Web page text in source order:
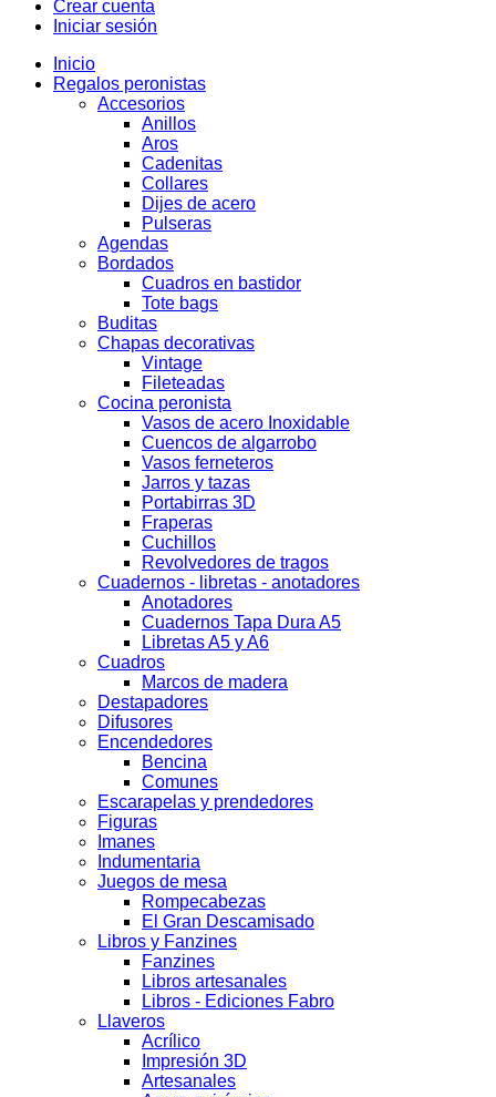
Crear cuenta
Iniciar sesión
Inicio
Regalos peronistas
Accesorios
Anillos
Aros
Cadenitas
Collares
Dijes de acero
Pulseras
Agendas
Bordados
Cuadros en bastidor
Tote bags
Buditas
Chapas decorativas
Vintage
Fileteadas
Cocina peronista
Vasos de acero Inoxidable
Cuencos de algarrobo
Vasos ferneteros
Jarros y tazas
Portabirras 3D
Fraperas
Cuchillos
Revolvedores de tragos
Cuadernos - libretas - anotadores
Anotadores
Cuadernos Tapa Dura A5
Libretas A5 y A6
Cuadros
Marcos de madera
Destapadores
Difusores
Encendedores
Bencina
Comunes
Escarapelas y prendedores
Figuras
Imanes
Indumentaria
Juegos de mesa
Rompecabezas
El Gran Descamisado
Libros y Fanzines
Fanzines
Libros artesanales
Libros - Ediciones Fabro
Llaveros
Acrílico
Impresión 3D
Artesanales